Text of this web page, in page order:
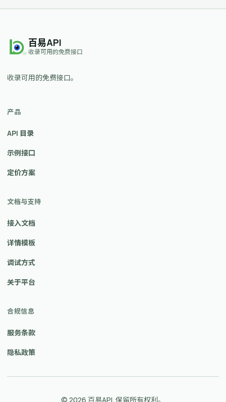
百易API
收录可用的免费接口
收录可用的免费接口。
产品
API 目录
示例接口
定价方案
文档与支持
接入文档
详情模板
调试方式
关于平台
合规信息
服务条款
隐私政策
© 2026 百易API. 保留所有权利。